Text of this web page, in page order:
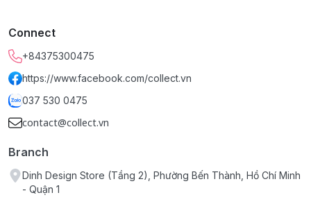
Kích thước:
Connect
+84375300475
https://www.facebook.com/collect.vn
037 530 0475
contact@collect.vn
Branch
Dinh Design Store (Tầng 2), Phường Bến Thành, Hồ Chí Minh
- Quận 1